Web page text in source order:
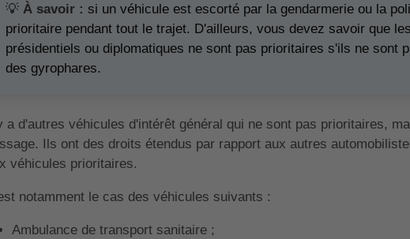
💡 À savoir : si un véhicule est escorté par la gendarmerie ou la
prioritaire pendant tout le trajet. D'ailleurs, vous devez savoir que
présidentiels ou diplomatiques ne sont pas prioritaires s'ils ne sont
des gyrophares.
y a d'autres véhicules d'intérêt général qui ne sont pas prioritaires,
Ils ont des droits étendus par rapport aux autres
véhicules prioritaires.
notamment le cas des véhicules suivants :
Ambulance de transport sanitaire ;